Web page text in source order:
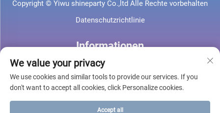
Copyright © Yiwu shineparty Co.,ltd Alle Rechte vorbehalten
Datenschutzrichtlinie
Informationen
Melden Sie sich für unseren wöchentlichen Newsletter an
We value your privacy
We use cookies and similar tools to provide our services. If you
don't want to accept all cookies, click Personalize cookies.
Accept all